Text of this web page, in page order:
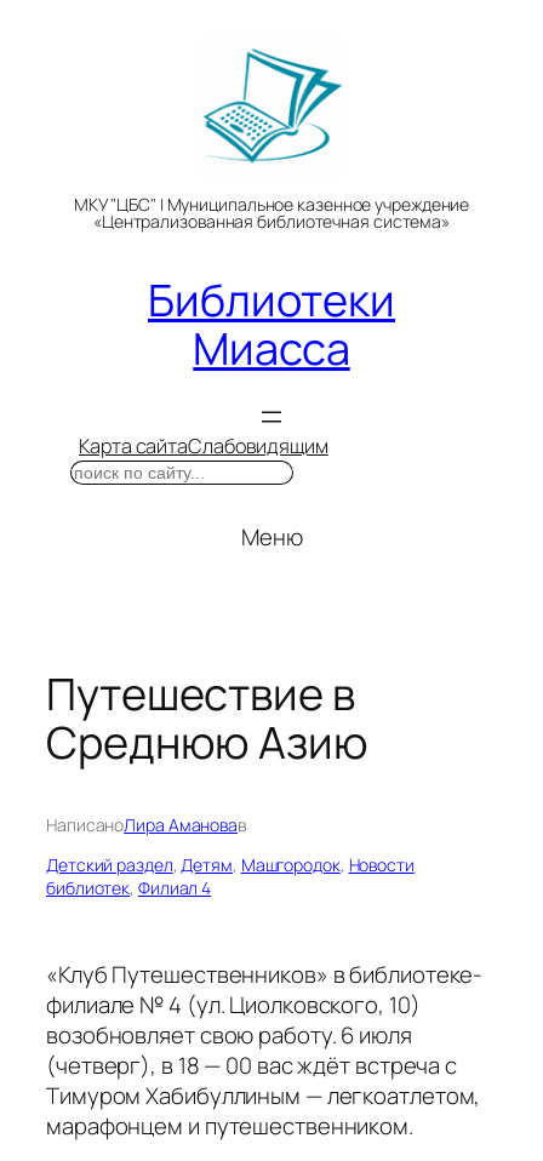
МКУ "ЦБС" | Муниципальное казенное учреждение
«Централизованная библиотечная система»
Библиотеки
Миасса
Карта сайтаСлабовидящим
Поиск
Меню
Путешествие в
Среднюю Азию
НаписаноЛира Амановав
Детский раздел, Детям, Машгородок, Новости
библиотек, Филиал 4
«Клуб Путешественников» в библиотеке-
филиале № 4 (ул. Циолковского, 10)
возобновляет свою работу. 6 июля
(четверг), в 18 — 00 вас ждёт встреча с
Тимуром Хабибуллиным — легкоатлетом,
марафонцем и путешественником.